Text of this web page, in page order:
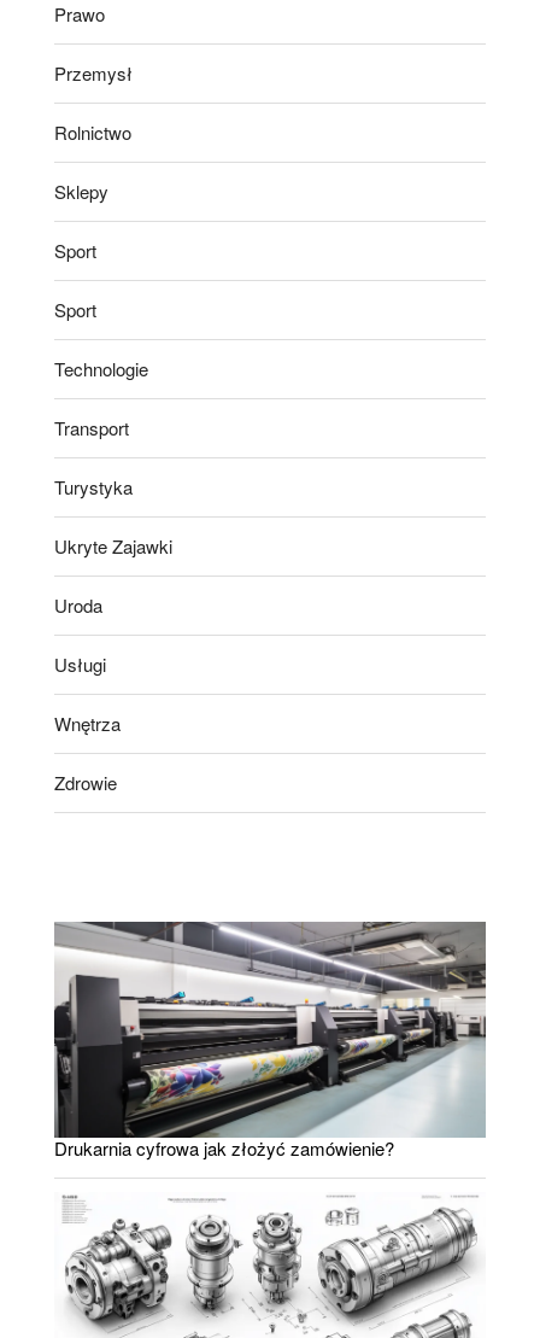
Prawo
Przemysł
Rolnictwo
Sklepy
Sport
Sport
Technologie
Transport
Turystyka
Ukryte Zajawki
Uroda
Usługi
Wnętrza
Zdrowie
Drukarnia cyfrowa jak złożyć zamówienie?